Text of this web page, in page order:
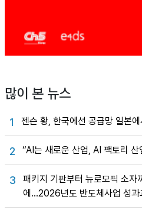
많이 본 뉴스
1 젠슨 황, 한국에선 공급망 일본
2 “AI는 새로운 산업, AI 팩토리
3
패키지 기판부터 뉴로모픽 소자
에…2026년도 반도체사업 성과